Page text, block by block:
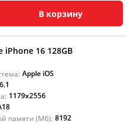
В корзину
16 128GB
Apple iOS
6.1
1179x2556
памяти (Мб): 8192